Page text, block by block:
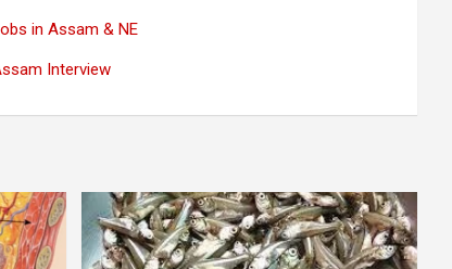
in Assam & NE
Interview